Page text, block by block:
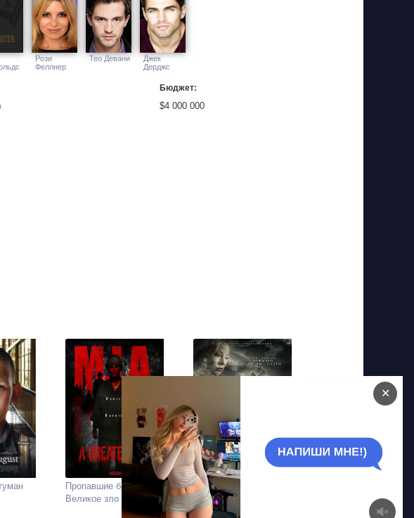
Рози
Феллнер
Тео Девани
Джек
Дерджс
Бюджет:
$4 000 000
Взгляд на тысячу
ярдов
Пропавшие без вести.
Великое зло
✕